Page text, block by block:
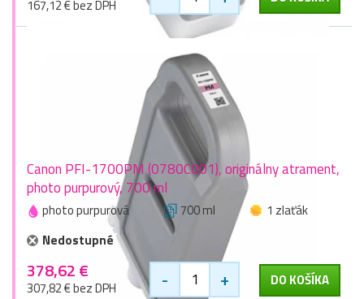
167,12 € bez DPH
Canon PFI-1700PM (0780C001), originálny atrament,
photo purpurový, 700 ml
photo purpurová 700 ml
1 zlaťák
Nedostupné
378,62 €
307,82 € bez DPH - + DO KOŠÍKA